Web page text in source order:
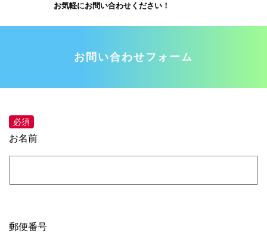
お気軽にお問い合わせください！
お問い合わせフォーム
お名前
郵便番号